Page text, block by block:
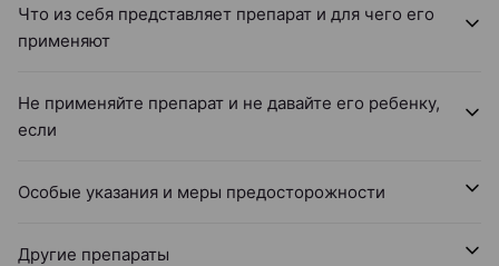
Что из себя представляет препарат и для чего его
применяют
Не применяйте препарат и не давайте его ребенку,
если
Особые указания и меры предосторожности
Другие препараты